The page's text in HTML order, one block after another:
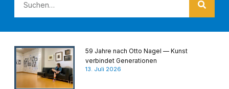
59 Jahre nach Otto Nagel — Kunst
verbindet Generationen
13. Juli 2026